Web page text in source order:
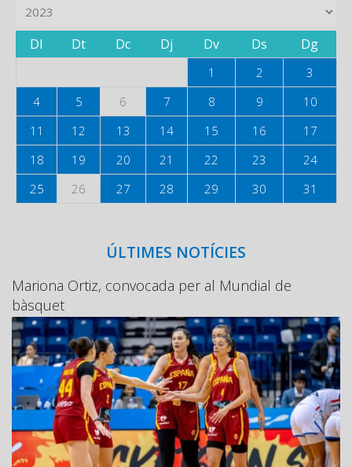
Dl Dt Dc Dj Dv Ds Dg
1 2
3
4
5 6 7 8 9
10
11
12 13 14 15 16
17
18
19 20 21 22 23
24
25
26 27 28 29 30 31
ÚLTIMES NOTÍCIES
Mariona Ortiz, convocada per al Mundial de
bàsquet